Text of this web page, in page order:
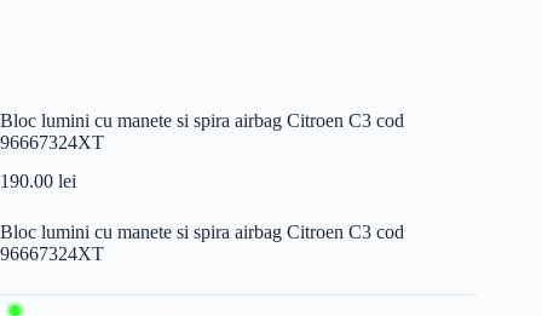
Bloc lumini cu manete si spira airbag Citroen C3 cod
96667324XT
190.00 lei
Bloc lumini cu manete si spira airbag Citroen C3 cod
96667324XT